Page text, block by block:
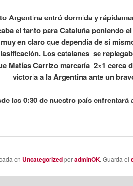
Argentina entró dormida y
el tanto para Cataluña poniendo el
en claro que dependía de si
Los catalanes se
Matías Carrizo marcaría 2×1 cerca
victoria a la Argentina ante un
las 0:30 de nuestro país
en UncategorizedporadminOK. Guarda el